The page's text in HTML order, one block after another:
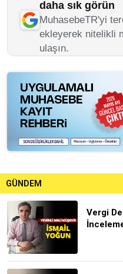
daha sık görün
MuhasebeTR'yi
ekleyerek nitelikli
ulaşın.
GÜNDEM
Vergi